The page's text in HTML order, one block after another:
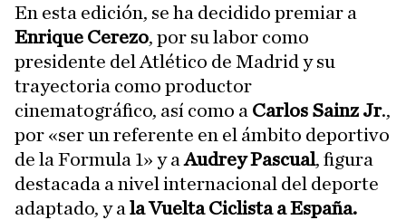
En esta edición, se ha decidido premiar a
Enrique Cerezo, por su labor como
presidente del Atlético de Madrid y su
trayectoria como productor
cinematográfico, así como a Carlos Sainz Jr.,
por «ser un referente en el ámbito deportivo
de la Formula 1» y aAudrey Pascual, figura
destacada a nivel internacional del deporte
adaptado, y a la Vuelta Ciclista a España.